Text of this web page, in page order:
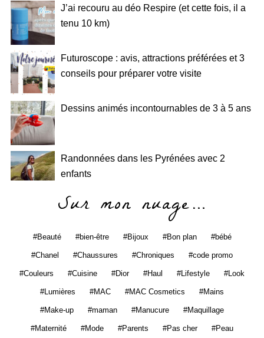
J’ai recouru au déo Respire (et cette fois, il a
tenu 10 km)
Futuroscope : avis, attractions préférées et 3
conseils pour préparer votre visite
Dessins animés incontournables de 3 à 5 ans
Randonnées dans les Pyrénées avec 2
enfants
Sur mon nuage…
Beauté bien-être Bijoux Bon plan bébé
Chanel Chaussures Chroniques code promo
Couleurs Cuisine Dior Haul Lifestyle Look
Lumières MAC MAC Cosmetics Mains
Make-up maman Manucure Maquillage
Maternité Mode Parents Pas cher Peau